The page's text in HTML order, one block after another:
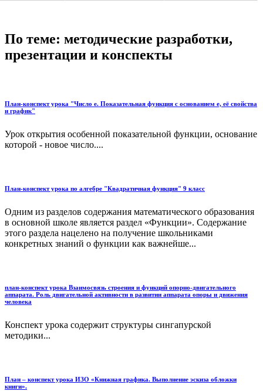
По теме: методические разработки,
презентации и конспекты
План-конспект урока "Число е. Показательная функция с основанием е, её свойства
и график"
Урок открытия особенной показательной функции, основание
которой - новое число....
План-конспект урока по алгебре "Квадратичная функция" 9 класс
Одним из разделов содержания математического образования
в основной школе является раздел «Функции». Содержание
этого раздела нацелено на получение школьниками
конкретных знаний о функции как важнейше...
план-конспект урока Взаимосвязь строения и функций опорно-двигательного
аппарата. Роль двигательной активности в развитии аппарата опоры и движения
человека
Конспект урока содержит структуры сингапурской
методики...
План – конспект урока ИЗО «Книжная графика. Выполнение эскиза обложки
книги».